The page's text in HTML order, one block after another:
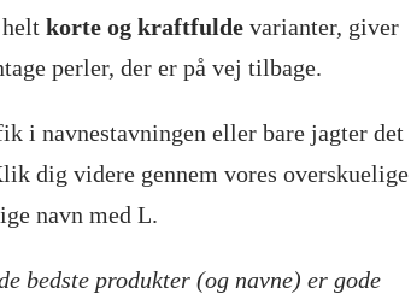
korte og kraftfulde varianter, giver
perler, der er på vej tilbage.
i navnestavningen eller bare jagter det
dig videre gennem vores overskuelige
navn med L.
bedste produkter (og navne) er gode